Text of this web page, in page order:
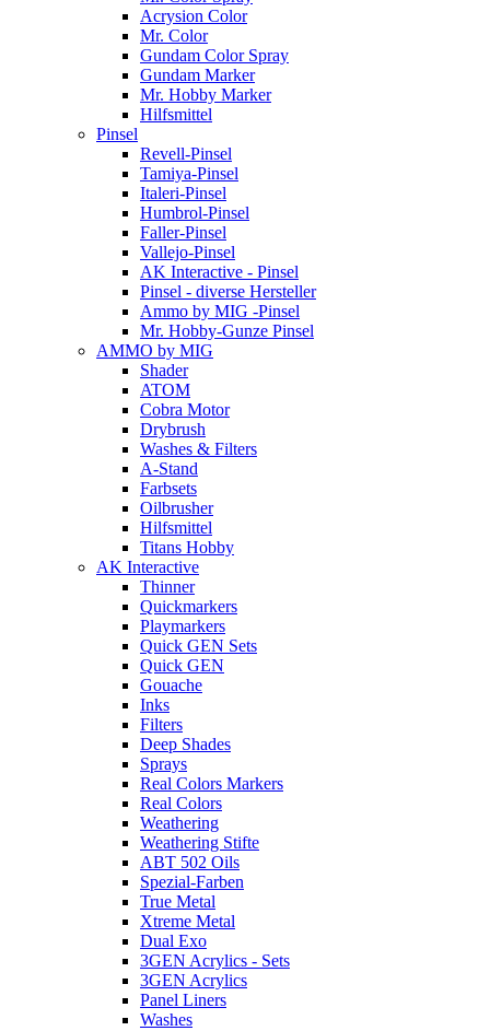
Acrysion Color
Mr. Color
Gundam Color Spray
Gundam Marker
Mr. Hobby Marker
Hilfsmittel
Pinsel
Revell-Pinsel
Tamiya-Pinsel
Italeri-Pinsel
Humbrol-Pinsel
Faller-Pinsel
Vallejo-Pinsel
AK Interactive - Pinsel
Pinsel - diverse Hersteller
Ammo by MIG -Pinsel
Mr. Hobby-Gunze Pinsel
AMMO by MIG
Shader
ATOM
Cobra Motor
Drybrush
Washes & Filters
A-Stand
Farbsets
Oilbrusher
Hilfsmittel
Titans Hobby
AK Interactive
Thinner
Quickmarkers
Playmarkers
Quick GEN Sets
Quick GEN
Gouache
Inks
Filters
Deep Shades
Sprays
Real Colors Markers
Real Colors
Weathering
Weathering Stifte
ABT 502 Oils
Spezial-Farben
True Metal
Xtreme Metal
Dual Exo
3GEN Acrylics - Sets
3GEN Acrylics
Panel Liners
Washes